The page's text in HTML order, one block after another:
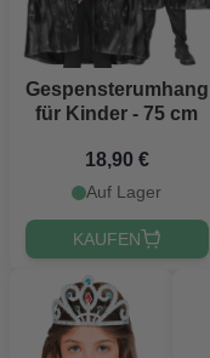
Gespensterumhang
für Kinder - 75 cm
18,90 €
Auf Lager
KAUFEN